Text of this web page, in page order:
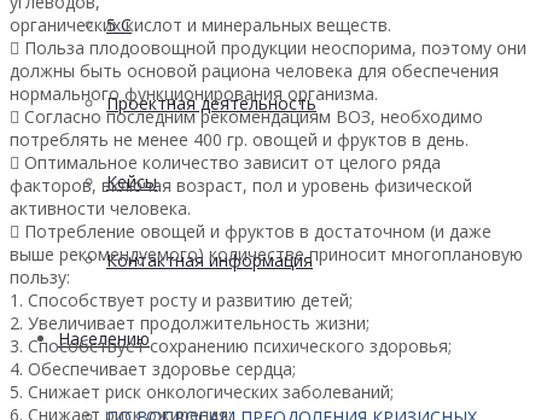
5 С
Проектная деятельность
Кейсы
Контактная информация
Населению
органических кислот и минеральных веществ.
 Польза плодоовощной продукции неоспорима, поэтому они
должны быть основой рациона человека для обеспечения
нормального функционирования организма.
 Согласно последним рекомендациям ВОЗ, необходимо
потреблять не менее 400 гр. овощей и фруктов в день.
 Оптимальное количество зависит от целого ряда
факторов, включая возраст, пол и уровень физической
активности человека.
 Потребление овощей и фруктов в достаточном (и даже
выше рекомендуемого) количестве приносит многоплановую
пользу:
1. Способствует росту и развитию детей;
2. Увеличивает продолжительность жизни;
3. Способствует сохранению психического здоровья;
4. Обеспечивает здоровье сердца;
5. Снижает риск онкологических заболеваний;
6. Снижает риск ожирения;